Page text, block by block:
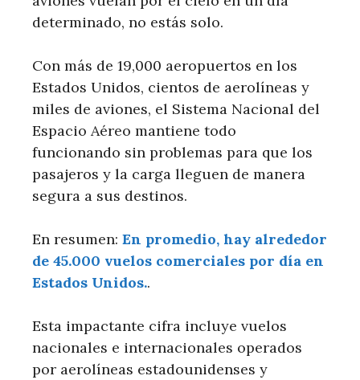
determinado, no estás solo.
Con más de 19,000 aeropuertos en los
Estados Unidos, cientos de aerolíneas y
miles de aviones, el Sistema Nacional del
Espacio Aéreo mantiene todo
funcionando sin problemas para que los
pasajeros y la carga lleguen de manera
segura a sus destinos.
En resumen: En promedio, hay alrededor
de 45.000 vuelos comerciales por día en
Estados Unidos..
Esta impactante cifra incluye vuelos
nacionales e internacionales operados
por aerolíneas estadounidenses y